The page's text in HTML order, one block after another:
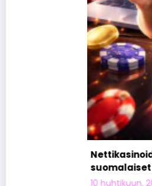
Nettikasinoiden
suomalaiset julkkikset
10 huhtikuun, 2026 Olivia Aho